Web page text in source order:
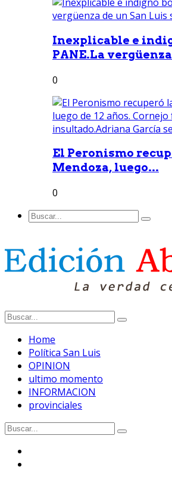
Inexplicable e
PANE.La
0
El Peronismo
Mendoza, luego...
0
Home
Política San Luis
OPINION
ultimo momento
INFORMACION
provinciales